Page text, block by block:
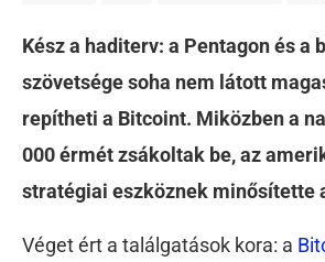
Kész a haditerv: a Pentagon és a
szövetsége soha nem látott
repítheti a Bitcoint. Miközben a
000 érmét zsákoltak be, az
stratégiai eszköznek minősítette
Véget ért a találgatások kora: a